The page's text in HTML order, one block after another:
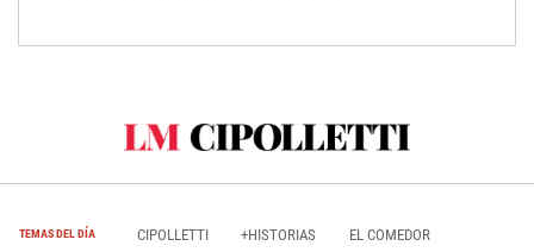
TEMAS DEL DÍA CIPOLLETTI +HISTORIAS EL COMEDOR